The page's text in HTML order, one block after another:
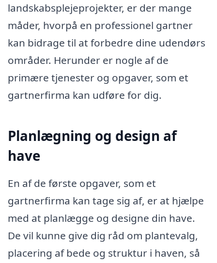
landskabsplejeprojekter, er der mange
måder, hvorpå en professionel gartner
kan bidrage til at forbedre dine udendørs
områder. Herunder er nogle af de
primære tjenester og opgaver, som et
gartnerfirma kan udføre for dig.
Planlægning og design af
have
En af de første opgaver, som et
gartnerfirma kan tage sig af, er at hjælpe
med at planlægge og designe din have.
De vil kunne give dig råd om plantevalg,
placering af bede og struktur i haven, så